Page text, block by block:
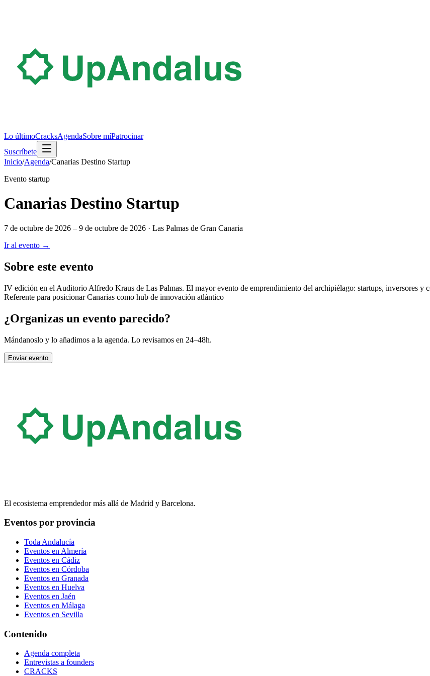
Lo últimoCracksAgendaSobre míPatrocinar
Suscríbete
Inicio/Agenda/Canarias Destino Startup
Evento startup
Canarias Destino Startup
7 de octubre de 2026 – 9 de octubre de 2026 · Las Palmas de Gran Canaria
Ir al evento →
Sobre este evento
IV edición en el Auditorio Alfredo Kraus de Las Palmas. El mayor evento de emprendimiento del archipiélago: startups, inversores y
Referente para posicionar Canarias como hub de innovación atlántico
¿Organizas un evento parecido?
Mándanoslo y lo añadimos a la agenda. Lo revisamos en 24–48h.
Enviar evento
El ecosistema emprendedor más allá de Madrid y Barcelona.
Eventos por provincia
Toda Andalucía
Eventos en Almería
Eventos en Cádiz
Eventos en Córdoba
Eventos en Granada
Eventos en Huelva
Eventos en Jaén
Eventos en Málaga
Eventos en Sevilla
Contenido
Agenda completa
Entrevistas a founders
CRACKS